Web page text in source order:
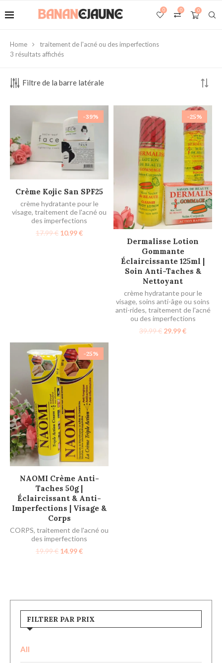
0
0
0
Home
traitement de l'acné ou des imperfections
3 résultats affichés
Filtre de la barre latérale
-39%
AJOUTER AU PANIER
Crème Kojic San SPF25
crème hydratante pour le
visage, traitement de l'acné ou
des imperfections
17.99€ 10.99€
-25%
AJOUTER AU PANIER
Dermalisse Lotion
Gommante
Éclaircissante 125ml |
Soin Anti-Taches &
Nettoyant
crème hydratante pour le
visage, soins anti-âge ou soins
anti-rides, traitement de l'acné
ou des imperfections
39.99€ 29.99€
-25%
AJOUTER AU PANIER
NAOMI Crème Anti-
Taches 50g |
Éclaircissant & Anti-
Imperfections | Visage &
Corps
CORPS, traitement de l'acné ou
des imperfections
19.99€ 14.99€
FILTRER PAR PRIX
All